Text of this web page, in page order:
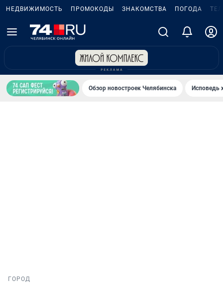
НЕДВИЖИМОСТЬ ПРОМОКОДЫ ЗНАКОМСТВА ПОГОДА
Обзор новостроек Челябинска Исповедь
ГОРОД